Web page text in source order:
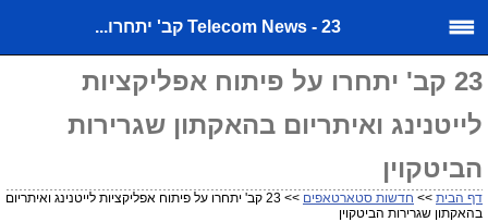
Telecom News - 23 קב' יתחרו...
23 קב' יתחרו על פיתוח אפליקציות
לייטנינג ואיתריום בהאקתון שגרירות
הביטקוין
דף הבית >> חדשות סטארטאפים
>> 23 קב' יתחרו על פיתוח אפליקציות לייטנינג ואיתריום
בהאקתון שגרירות הביטקוין